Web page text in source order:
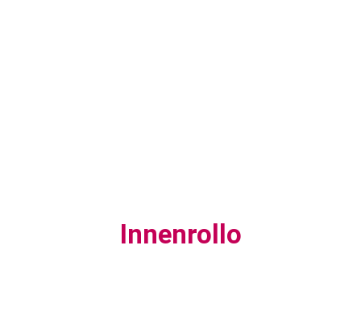
Innenrollo